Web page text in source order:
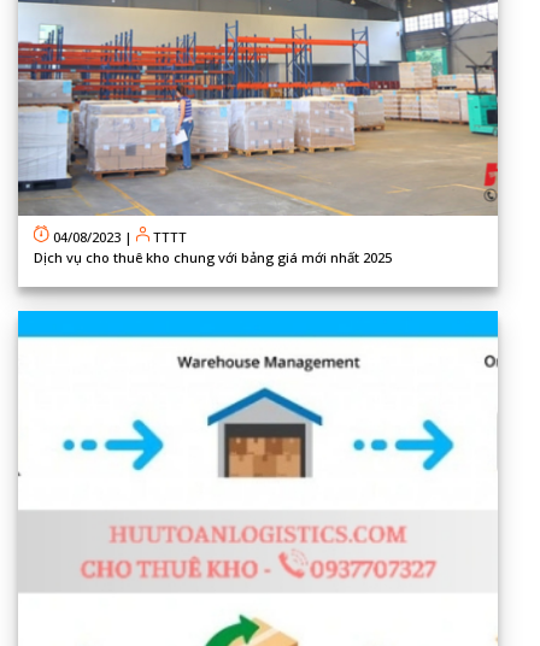
04/08/2023 |
TTTT
Dịch vụ cho thuê kho chung với bảng giá mới nhất 2025